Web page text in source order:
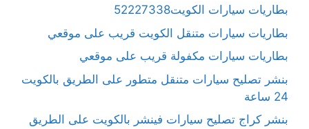
بطاريات سيارات الكويت52227338
بطاريات سيارات متنقل الكويت قريب على موقعي
بطاريات سيارات مكفولة قريب على موقعي
بنشر تصليح سيارات متنقل متطور على الطريق بالكويت
24 ساعة
بنشر كراج تصليح سيارات فينشر بالكويت على الطريق